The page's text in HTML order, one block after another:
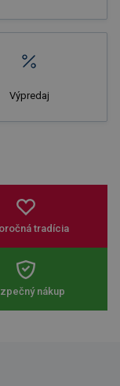
Výpredaj
tradícia
nákup